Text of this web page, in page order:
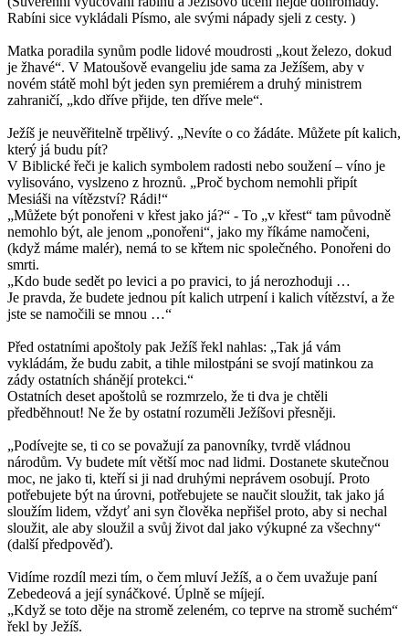
Rabíni sice vykládali Písmo, ale svými nápady sjeli z cesty. )
Matka poradila synům podle lidové moudrosti „kout železo, dokud
je žhavé“. V Matoušově evangeliu jde sama za Ježíšem, aby v
novém státě mohl být jeden syn premiérem a druhý ministrem
zahraničí, „kdo dříve přijde, ten dříve mele“.
Ježíš je neuvěřitelně trpělivý. „Nevíte o co žádáte. Můžete pít kalich,
který já budu pít?
V Biblické řeči je kalich symbolem radosti nebo soužení – víno je
vylisováno, vyslzeno z hroznů. „Proč bychom nemohli připít
Mesiáši na vítězství? Rádi!“
„Můžete být ponořeni v křest jako já?“ - To „v křest“ tam původně
nemohlo být, ale jenom „ponořeni“, jako my říkáme namočeni,
(když máme malér), nemá to se křtem nic společného. Ponořeni do
smrti.
„Kdo bude sedět po levici a po pravici, to já nerozhoduji …
Je pravda, že budete jednou pít kalich utrpení i kalich vítězství, a že
jste se namočili se mnou …“
Před ostatními apoštoly pak Ježíš řekl nahlas: „Tak já vám
vykládám, že budu zabit, a tihle milostpáni se svojí matinkou za
zády ostatních shánějí protekci.“
Ostatních deset apoštolů se rozmrzelo, že ti dva je chtěli
předběhnout! Ne že by ostatní rozuměli Ježíšovi přesněji.
„Podívejte se, ti co se považují za panovníky, tvrdě vládnou
národům. Vy budete mít větší moc nad lidmi. Dostanete skutečnou
moc, ne jako ti, kteří si ji nad druhými neprávem osobují. Proto
potřebujete být na úrovni, potřebujete se naučit sloužit, tak jako já
sloužím lidem, vždyť ani syn člověka nepřišel proto, aby si nechal
sloužit, ale aby sloužil a svůj život dal jako výkupné za všechny“
(další předpověď).
Vidíme rozdíl mezi tím, o čem mluví Ježíš, a o čem uvažuje paní
Zebedeová a její synáčkové. Úplně se míjejí.
„Když se toto děje na stromě zeleném, co teprve na stromě suchém“
řekl by Ježíš.